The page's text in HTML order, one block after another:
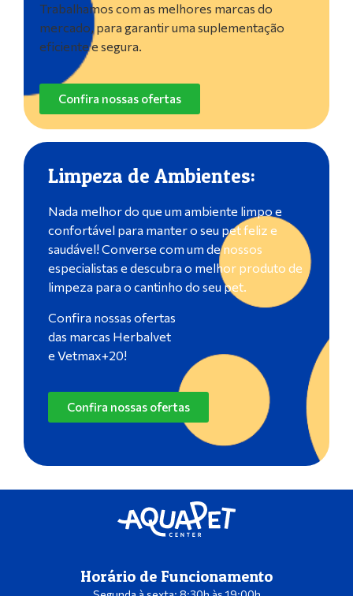
Trabalhamos com as melhores marcas do
mercado, para garantir uma suplementação
eficiente e segura.
Confira nossas ofertas
Limpeza de Ambientes:
Nada melhor do que um ambiente limpo e
confortável para manter o seu pet feliz e
saudável! Converse com um de nossos
especialistas e descubra o melhor produto de
limpeza para o cantinho do seu pet.
Confira nossas ofertas
das marcas Herbalvet
e Vetmax+20!
Confira nossas ofertas
Horário de Funcionamento